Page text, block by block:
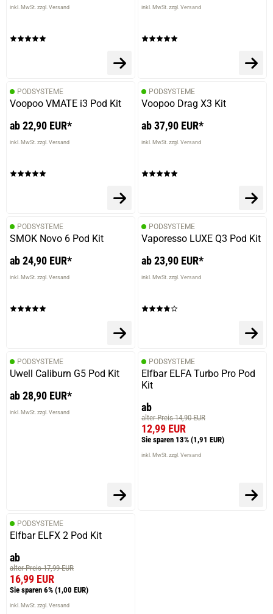
inkl. MwSt. zzgl. Versand inkl. MwSt. zzgl. Versand
PODSYSTEME
Voopoo VMATE i3 Pod Kit
ab 22,90 EUR*
inkl. MwSt. zzgl. Versand
PODSYSTEME
Voopoo Drag X3 Kit
ab 37,90 EUR*
inkl. MwSt. zzgl. Versand
PODSYSTEME
SMOK Novo 6 Pod Kit
ab 24,90 EUR*
inkl. MwSt. zzgl. Versand
PODSYSTEME
Vaporesso LUXE Q3 Pod Kit
ab 23,90 EUR*
inkl. MwSt. zzgl. Versand
PODSYSTEME
Uwell Caliburn G5 Pod Kit
ab 28,90 EUR*
inkl. MwSt. zzgl. Versand
PODSYSTEME
Elfbar ELFA Turbo Pro Pod
Kit
ab
alter Preis 14,90 EUR
12,99 EUR
Sie sparen 13% (1,91 EUR)
inkl. MwSt. zzgl. Versand
PODSYSTEME
Elfbar ELFX 2 Pod Kit
ab
alter Preis 17,99 EUR
16,99 EUR
Sie sparen 6% (1,00 EUR)
inkl. MwSt. zzgl. Versand